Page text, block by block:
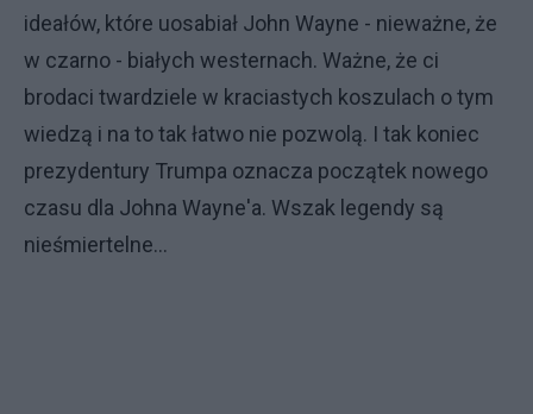
ideałów, które uosabiał John Wayne - nieważne, że
w czarno - białych westernach. Ważne, że ci
brodaci twardziele w kraciastych koszulach o tym
wiedzą i na to tak łatwo nie pozwolą. I tak koniec
prezydentury Trumpa oznacza początek nowego
czasu dla Johna Wayne'a. Wszak legendy są
nieśmiertelne...